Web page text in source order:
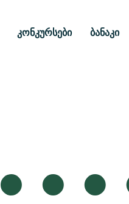
კონკურსები ბანაკი